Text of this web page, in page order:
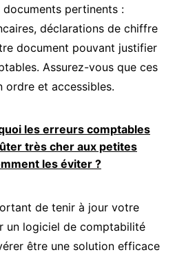
documents pertinents :
déclarations de chiffre
document pouvant justifier
Assurez-vous que ces
ordre et accessibles.
les erreurs comptables
très cher aux petites
les éviter ?
de tenir à jour votre
un logiciel de comptabilité
être une solution efficace